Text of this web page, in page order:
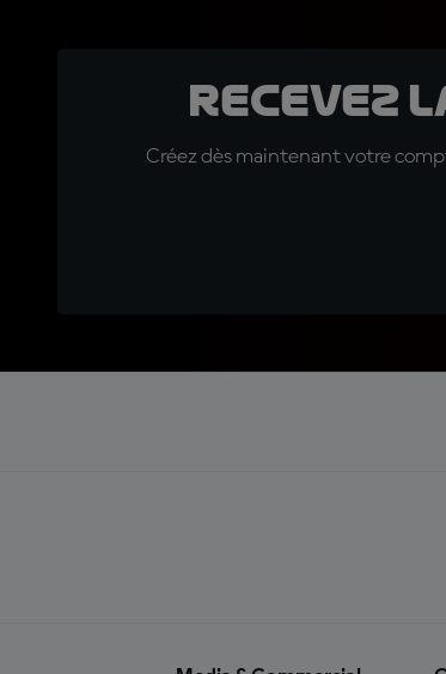
Recevez
Créez dès maintenant votre